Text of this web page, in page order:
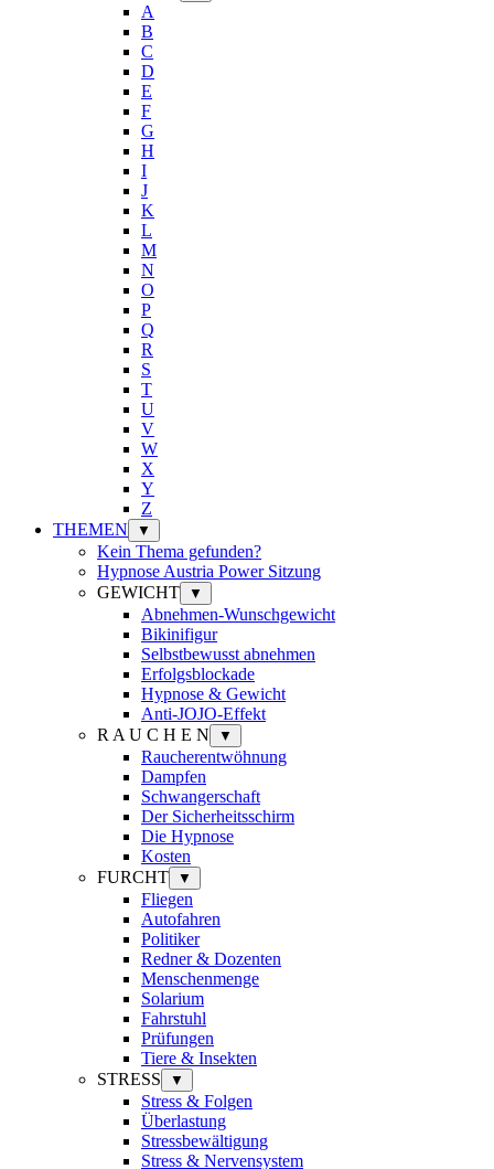
A
B
C
D
E
F
G
H
I
J
K
L
M
N
O
P
Q
R
S
T
U
V
W
X
Y
Z
THEMEN
▼
Kein Thema gefunden?
Hypnose Austria Power Sitzung
GEWICHT
▼
Abnehmen-Wunschgewicht
Bikinifigur
Selbstbewusst abnehmen
Erfolgsblockade
Hypnose & Gewicht
Anti-JOJO-Effekt
R A U C H E N
▼
Raucherentwöhnung
Dampfen
Schwangerschaft
Der Sicherheitsschirm
Die Hypnose
Kosten
FURCHT
▼
Fliegen
Autofahren
Politiker
Redner & Dozenten
Menschenmenge
Solarium
Fahrstuhl
Prüfungen
Tiere & Insekten
STRESS
▼
Stress & Folgen
Überlastung
Stressbewältigung
Stress & Nervensystem